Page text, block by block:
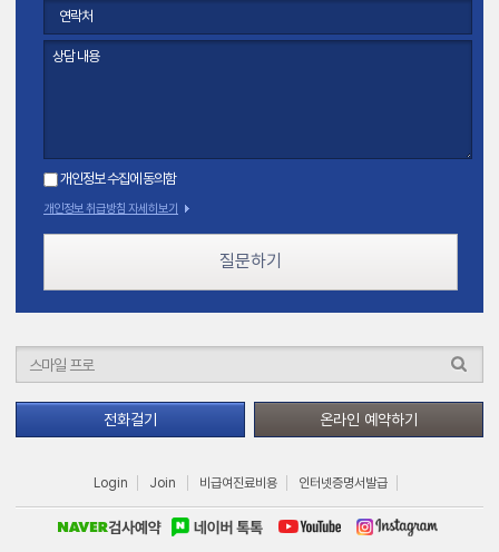
개인정보 수집에 동의함
개인정보 취급방침 자세히보기
질문하기
전화걸기 온라인 예약하기
Login Join 비급여진료비용 인터넷증명서발급